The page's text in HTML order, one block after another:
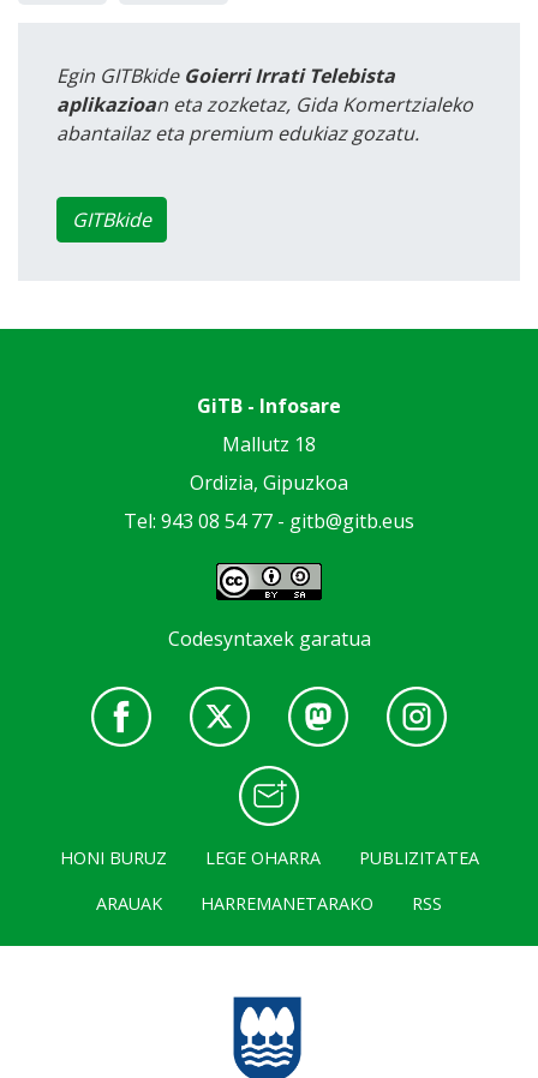
Egin GITBkide Goierri Irrati Telebista
aplikazioan eta zozketaz, Gida Komertzialeko
abantailaz eta premium edukiaz gozatu.
GITBkide
GiTB - Infosare
Mallutz 18
Ordizia, Gipuzkoa
Tel: 943 08 54 77 - gitb@gitb.eus
Codesyntaxek garatua
HONI BURUZ LEGE OHARRA
PUBLIZITATEA
ARAUAK
HARREMANETARAKO RSS